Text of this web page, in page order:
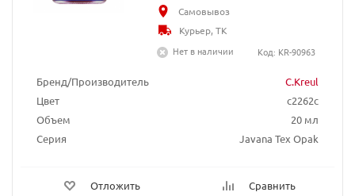
Бренд/Производитель
C.Kreul
Цвет
c2262c
Объем
20 мл
Серия
Javana Tex Opak
Отложить Сравнить
Самовывоз
Курьер, ТК
Нет в наличии
Код: KR-90963